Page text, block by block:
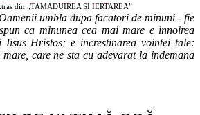
din „TAMADUIREA SI IERTAREA”
umbla dupa facatori de minuni - fie
ca minunea cea mai mare e innoirea
Hristos; e increstinarea vointei tale:
care ne sta cu adevarat la indemana